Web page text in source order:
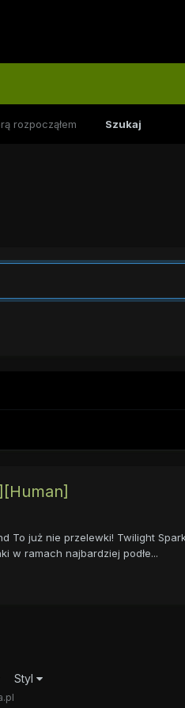
rozpocząłem Szukaj
To już nie przelewki! Twilight
w ramach najbardziej podłe...
Styl